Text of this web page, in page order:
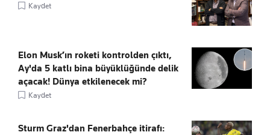
Kaydet
Elon Musk’ın roketi kontrolden çıktı,
Ay'da 5 katlı bina büyüklüğünde delik
açacak! Dünya etkilenecek mi?
Kaydet
Sturm Graz'dan Fenerbahçe itirafı: